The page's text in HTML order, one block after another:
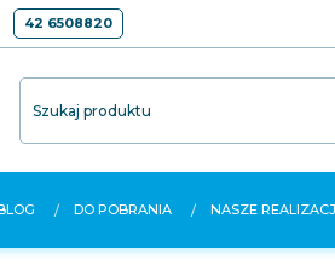
42 6508820
Szukaj produktu
DO POBRANIA NASZE